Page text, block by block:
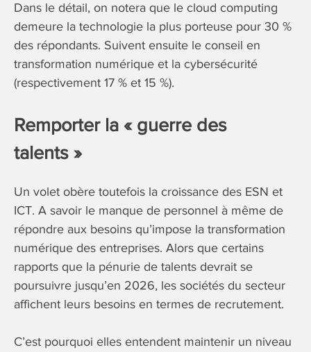
Dans le détail, on notera que le cloud computing
demeure la technologie la plus porteuse pour 30 %
des répondants. Suivent ensuite le conseil en
transformation numérique et la cybersécurité
(respectivement 17 % et 15 %).
Remporter la « guerre des
talents »
Un volet obère toutefois la croissance des ESN et
ICT. A savoir le manque de personnel à même de
répondre aux besoins qu’impose la transformation
numérique des entreprises. Alors que certains
rapports que la pénurie de talents devrait se
poursuivre jusqu’en 2026, les sociétés du secteur
affichent leurs besoins en termes de recrutement.
C’est pourquoi elles entendent maintenir un niveau